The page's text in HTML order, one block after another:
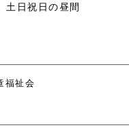
土日祝日の昼間
福祉会